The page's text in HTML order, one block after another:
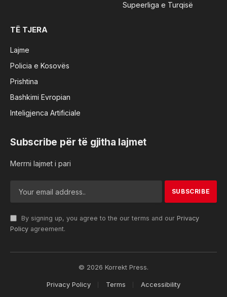
Supeerliga e Turqisë
TË TJERA
Lajme
Policia e Kosovës
Prishtina
Bashkimi Evropian
Inteligjenca Artificiale
Subscribe për të gjitha lajmet
Merrni lajmet i pari
By signing up, you agree to the our terms and our Privacy
Policy agreement.
© 2026 Korrekt Press.
Privacy Policy Terms Accessibility